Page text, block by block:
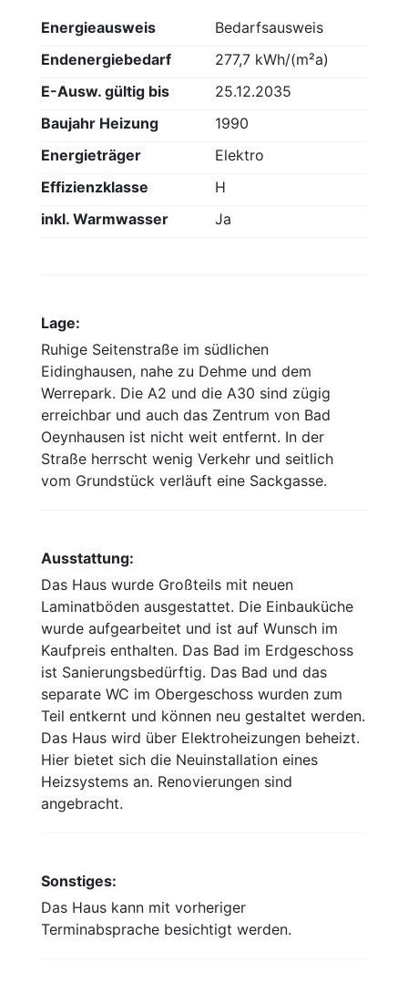
Energieausweis
Bedarfsausweis
Endenergiebedarf
277,7 kWh/(m²a)
E-Ausw. gültig bis
25.12.2035
Baujahr Heizung
1990
Energieträger
Elektro
Effizienzklasse
H
inkl. Warmwasser
Ja
Lage:
Ruhige Seitenstraße im südlichen
Eidinghausen, nahe zu Dehme und dem
Werrepark. Die A2 und die A30 sind zügig
erreichbar und auch das Zentrum von Bad
Oeynhausen ist nicht weit entfernt. In der
Straße herrscht wenig Verkehr und seitlich
vom Grundstück verläuft eine Sackgasse.
Ausstattung:
Das Haus wurde Großteils mit neuen
Laminatböden ausgestattet. Die Einbauküche
wurde aufgearbeitet und ist auf Wunsch im
Kaufpreis enthalten. Das Bad im Erdgeschoss
ist Sanierungsbedürftig. Das Bad und das
separate WC im Obergeschoss wurden zum
Teil entkernt und können neu gestaltet werden.
Das Haus wird über Elektroheizungen beheizt.
Hier bietet sich die Neuinstallation eines
Heizsystems an. Renovierungen sind
angebracht.
Sonstiges:
Das Haus kann mit vorheriger
Terminabsprache besichtigt werden.